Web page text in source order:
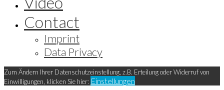
Contact
Imprint
Data Privacy
Zum Ändern Ihrer Datenschutzeinstellung, z.B. Erteilung oder Widerruf von
Einwilligungen, klicken Sie hier: Einstellungen